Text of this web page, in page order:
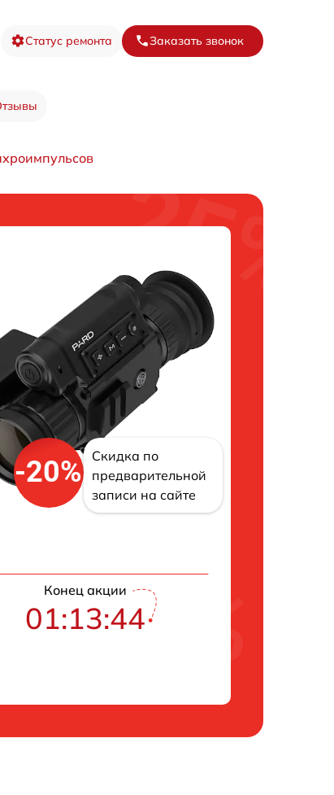
Статус ремонта Заказать звонок
-20%
Скидка по
предварительной
записи на сайте
Конец акции
01:13:42